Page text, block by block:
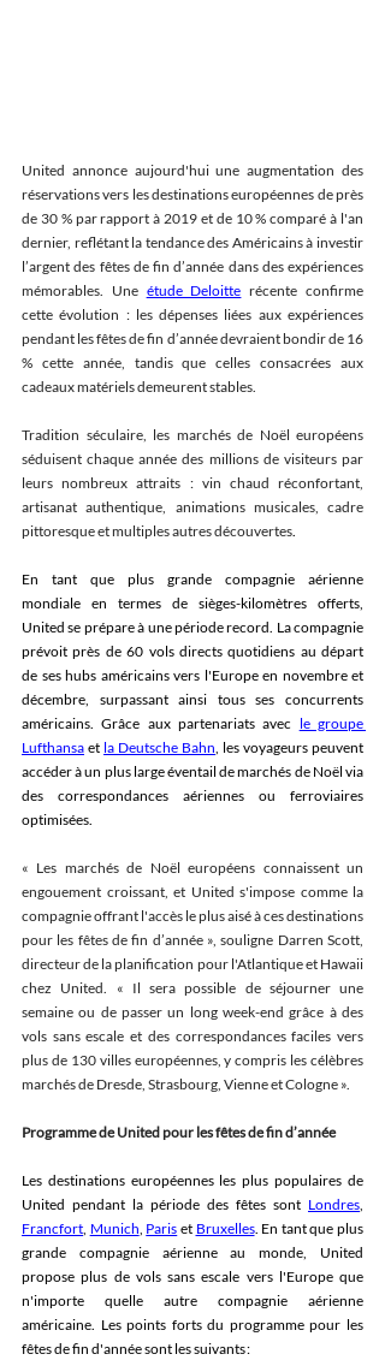
United annonce aujourd'hui une augmentation des
réservations vers les destinations européennes de près
de 30 % par rapport à 2019 et de 10 % comparé à l'an
dernier, reflétant la tendance des Américains à investir
l’argent des fêtes de fin d’année dans des expériences
mémorables. Une étude Deloitte récente confirme
cette évolution : les dépenses liées aux expériences
pendant les fêtes de fin d’année devraient bondir de 16
% cette année, tandis que celles consacrées aux
cadeaux matériels demeurent stables.
Tradition séculaire, les marchés de Noël européens
séduisent chaque année des millions de visiteurs par
leurs nombreux attraits : vin chaud réconfortant,
artisanat authentique, animations musicales, cadre
pittoresque et multiples autres découvertes.
En tant que plus grande compagnie aérienne
mondiale en termes de sièges-kilomètres offerts,
United se prépare à une période record. La compagnie
prévoit près de 60 vols directs quotidiens au départ
de ses hubs américains vers l'Europe en novembre et
décembre, surpassant ainsi tous ses concurrents
américains. Grâce aux partenariats avec le groupe
Lufthansa et la Deutsche Bahn, les voyageurs peuvent
accéder à un plus large éventail de marchés de Noël via
des correspondances aériennes ou ferroviaires
optimisées.
« Les marchés de Noël européens connaissent un
engouement croissant, et United s'impose comme la
compagnie offrant l'accès le plus aisé à ces destinations
pour les fêtes de fin d’année », souligne Darren Scott,
directeur de la planification pour l'Atlantique et Hawaii
chez United. « Il sera possible de séjourner une
semaine ou de passer un long week-end grâce à des
vols sans escale et des correspondances faciles vers
plus de 130 villes européennes, y compris les célèbres
marchés de Dresde, Strasbourg, Vienne et Cologne ».
Programme de United pour les fêtes de fin d’année
Les destinations européennes les plus populaires de
United pendant la période des fêtes sont Londres
Francfort, Munich, Paris et Bruxelles. En tant que plus
grande compagnie aérienne au monde, United
propose plus de vols sans escale vers l'Europe que
n'importe quelle autre compagnie aérienne
américaine. Les points forts du programme pour les
fêtes de fin d'année sont les suivants :